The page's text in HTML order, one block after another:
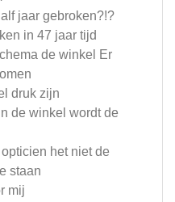
jaar gebroken?!?
in 47 jaar tijd
de winkel Er
druk zijn
de winkel wordt de
het niet de
staan
mij